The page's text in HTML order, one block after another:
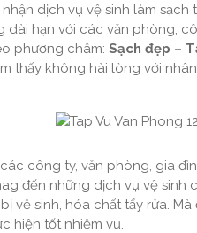
nhận dịch vụ vệ sinh làm
dài hạn với các văn phòng,
phương châm: Sạch đẹp –
thấy không hài lòng với
công ty, văn phòng, gia
đến những dịch vụ vệ sinh
vệ sinh, hóa chất tẩy rửa.
hiện tốt nhiệm vụ.